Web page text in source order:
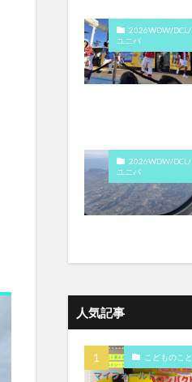
2026WDW/DCL/
ユニバ
2026WDW/DCL/
ユニバ
人気記事
こどものこと